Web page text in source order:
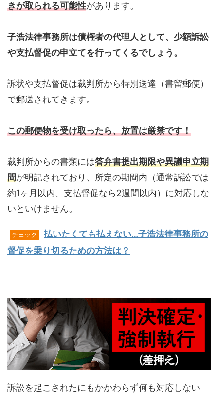
きが取られる可能性があります。
子浩法律事務所は債権者の代理人として、少額訴訟
や支払督促の申立てを行ってくるでしょう。
訴状や支払督促は裁判所から特別送達（書留郵便）
で郵送されてきます。
この郵便物を受け取ったら、放置は厳禁です！
裁判所からの書類には答弁書提出期限や異議申立期
間が明記されており、所定の期間内（通常訴訟では
約1ヶ月以内、支払督促なら2週間以内）に対応しな
いといけません。
チェック
払いたくても払えない…子浩法律事務所の
督促を乗り切るための方法は？
訴訟を起こされたにもかかわらず何も対応しない